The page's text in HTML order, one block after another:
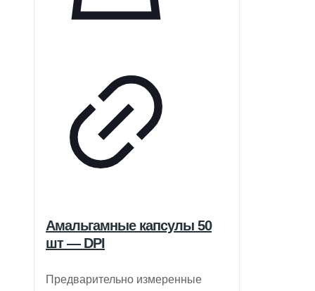
Амальгамные капсулы 50
шт — DPI
Предварительно измеренные